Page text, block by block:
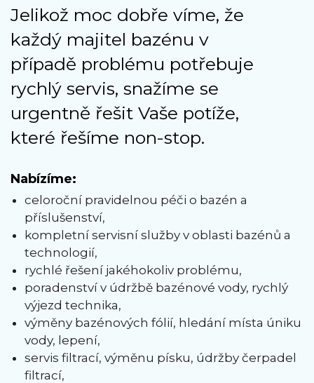
Jelikož moc dobře víme, že
každý majitel bazénu v
případě problému potřebuje
rychlý servis, snažíme se
urgentně řešit Vaše potíže,
které řešíme non-stop.
Nabízíme:
celoroční pravidelnou péči o bazén a
příslušenství,
kompletní servisní služby v oblasti bazénů a
technologií,
rychlé řešení jakéhokoliv problému,
poradenství v údržbě bazénové vody, rychlý
výjezd technika,
výměny bazénových fólií, hledání místa úniku
vody, lepení,
servis filtrací, výměnu písku, údržby čerpadel
filtrací,